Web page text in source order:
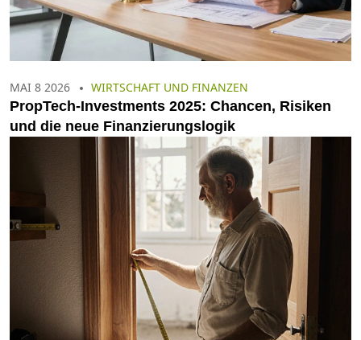
MAI 8 2026 WIRTSCHAFT UND FINANZEN
PropTech-Investments 2025: Chancen, Risiken
und die neue Finanzierungslogik